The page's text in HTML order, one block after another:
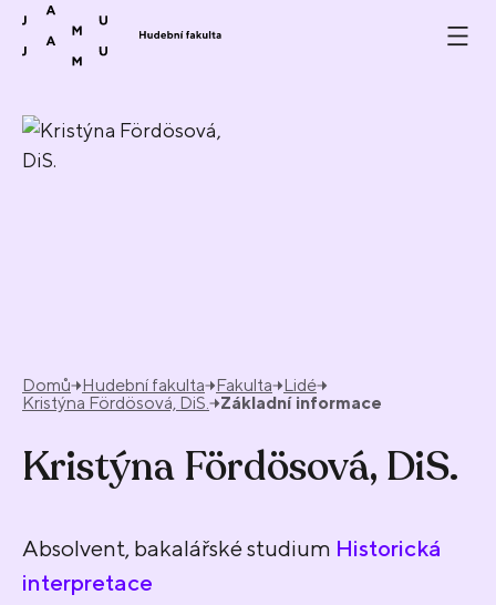
Přeskočit na obsah
Domů Hudební fakulta Fakulta
Lidé
Kristýna Fördösová, DiS.
Základní informace
Kristýna Fördösová, DiS.
Absolvent, bakalářské studium Historická
interpretace